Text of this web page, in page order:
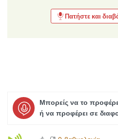
Πατήστε και
Μπορείς να το
ή να προφέρει σε